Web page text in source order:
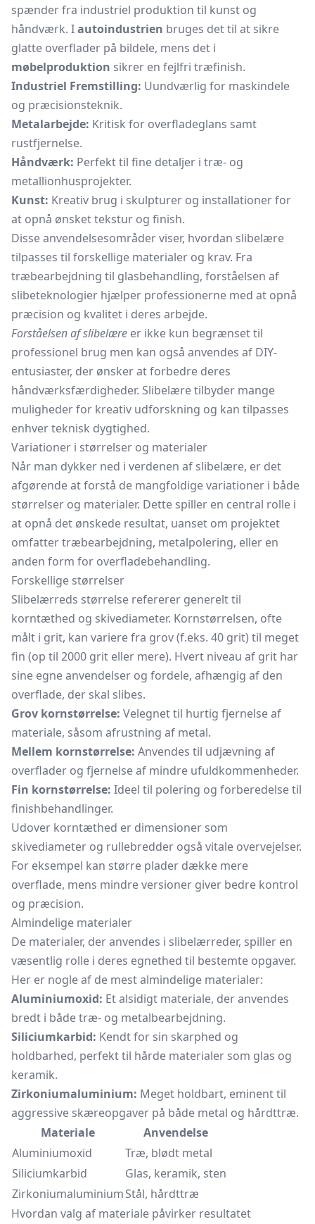
spænder fra industriel produktion til kunst og
håndværk. Iautoindustrien bruges det til at sikre
glatte overflader på bildele, mens det i
møbelproduktion sikrer en fejlfri træfinish.
Industriel Fremstilling: Uundværlig for maskindele
og præcisionsteknik.
Metalarbejde: Kritisk for overfladeglans samt
rustfjernelse.
Håndværk: Perfekt til fine detaljer i træ- og
metallionhusprojekter.
Kunst: Kreativ brug i skulpturer og installationer for
at opnå ønsket tekstur og finish.
Disse anvendelsesområder viser, hvordan slibelære
tilpasses til forskellige materialer og krav. Fra
træbearbejdning til glasbehandling, forståelsen af
slibeteknologier hjælper professionerne med at opnå
præcision og kvalitet i deres arbejde.
Forståelsen af slibelære er ikke kun begrænset til
professionel brug men kan også anvendes af DIY-
entusiaster, der ønsker at forbedre deres
håndværksfærdigheder. Slibelære tilbyder mange
muligheder for kreativ udforskning og kan tilpasses
enhver teknisk dygtighed.
Variationer i størrelser og materialer
Når man dykker ned i verdenen af slibelære, er det
afgørende at forstå de mangfoldige variationer i både
størrelser og materialer. Dette spiller en central rolle i
at opnå det ønskede resultat, uanset om projektet
omfatter træbearbejdning, metalpolering, eller en
anden form for overfladebehandling.
Forskellige størrelser
Slibelærreds størrelse refererer generelt til
korntæthed og skivediameter. Kornstørrelsen, ofte
målt i grit, kan variere fra grov (f.eks. 40 grit) til meget
fin (op til 2000 grit eller mere). Hvert niveau af grit har
sine egne anvendelser og fordele, afhængig af den
overflade, der skal slibes.
Grov kornstørrelse: Velegnet til hurtig fjernelse af
materiale, såsom afrustning af metal.
Mellem kornstørrelse: Anvendes til udjævning af
overflader og fjernelse af mindre ufuldkommenheder.
Fin kornstørrelse: Ideel til polering og forberedelse til
finishbehandlinger.
Udover korntæthed er dimensioner som
skivediameter og rullebredder også vitale overvejelser.
For eksempel kan større plader dække mere
overflade, mens mindre versioner giver bedre kontrol
og præcision.
Almindelige materialer
De materialer, der anvendes i slibelærreder, spiller en
væsentlig rolle i deres egnethed til bestemte opgaver.
Her er nogle af de mest almindelige materialer:
Aluminiumoxid: Et alsidigt materiale, der anvendes
bredt i både træ- og metalbearbejdning.
Siliciumkarbid: Kendt for sin skarphed og
holdbarhed, perfekt til hårde materialer som glas og
keramik.
Zirkoniumaluminium: Meget holdbart, eminent til
aggressive skæreopgaver på både metal og hårdttræ.
Materiale
Anvendelse
Aluminiumoxid
Træ, blødt metal
Siliciumkarbid
Glas, keramik, sten
ZirkoniumaluminiumStål, hårdttræ
Hvordan valg af materiale påvirker resultatet